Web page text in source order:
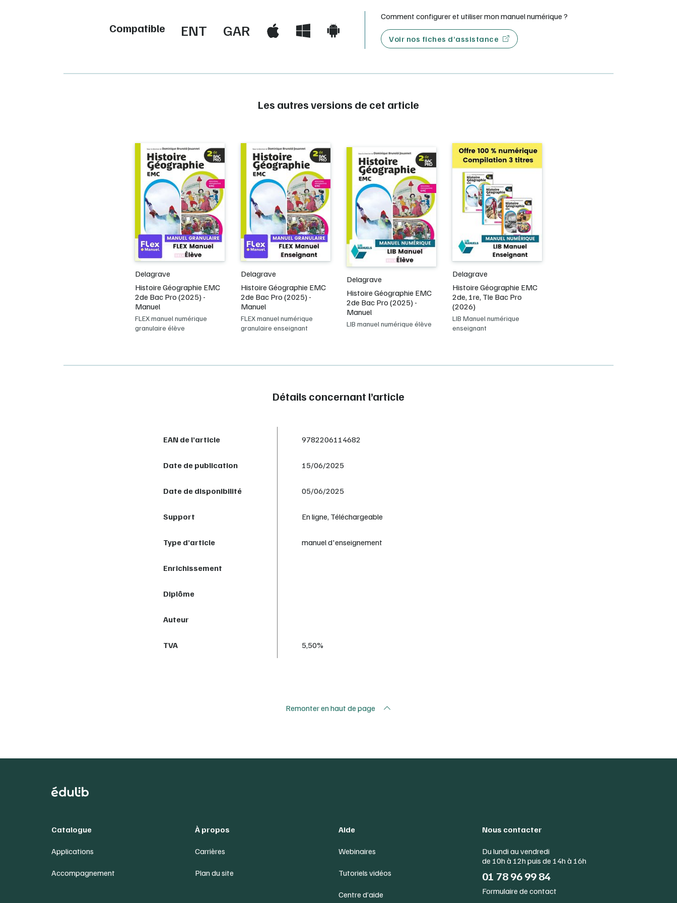
Compatible ENT GAR
Comment configurer et utiliser mon manuel numérique ?
Voir nos fiches d’assistance
Les autres versions de cet article
Delagrave
Histoire Géographie EMC
2de Bac Pro (2025) -
Manuel
FLEX manuel numérique
granulaire élève
Delagrave
Histoire Géographie EMC
2de Bac Pro (2025) -
Manuel
FLEX manuel numérique
granulaire enseignant
Delagrave
Histoire Géographie EMC
2de Bac Pro (2025) -
Manuel
LIB manuel numérique élève
Delagrave
Histoire Géographie EMC
2de, 1re, Tle Bac Pro
(2026)
LIB Manuel numérique
enseignant
Détails concernant l’article
EAN de l’article 9782206114682
Date de publication 15/06/2025
Date de disponibilité 05/06/2025
Support En ligne, Téléchargeable
Type d’article manuel d'enseignement
Enrichissement
Diplôme
Auteur
TVA 5,50%
Remonter en haut de page
Catalogue
Applications
Accompagnement
À propos
Carrières
Plan du site
Aide
Webinaires
Tutoriels vidéos
Centre d’aide
Nous contacter
Du lundi au vendredi
de 10h à 12h puis de 14h à 16h
01 78 96 99 84
Formulaire de contact